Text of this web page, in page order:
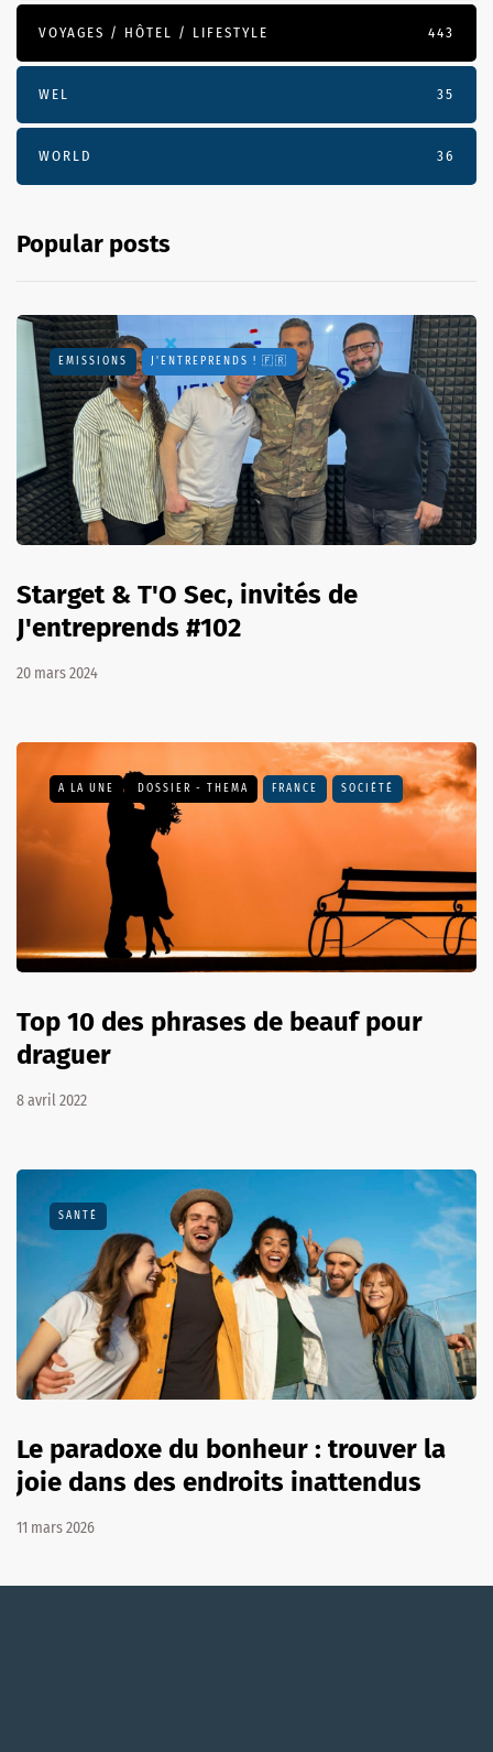
VOYAGES / HÔTEL / LIFESTYLE 443
WEL 35
WORLD 36
Popular posts
EMISSIONS J'ENTREPRENDS ! 🇫🇷
Starget & T'O Sec, invités de
J'entreprends #102
20 mars 2024
A LA UNE DOSSIER - THEMA FRANCE SOCIÉTÉ
Top 10 des phrases de beauf pour
draguer
8 avril 2022
SANTÉ
Le paradoxe du bonheur : trouver la
joie dans des endroits inattendus
11 mars 2026